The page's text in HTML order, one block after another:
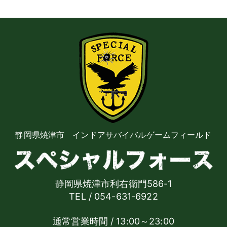
静岡県焼津市 インドアサバイバルゲームフィールド
静岡県焼津市利右衛門586-1
TEL / 054-631-6922
通常営業時間 / 13:00～23:00